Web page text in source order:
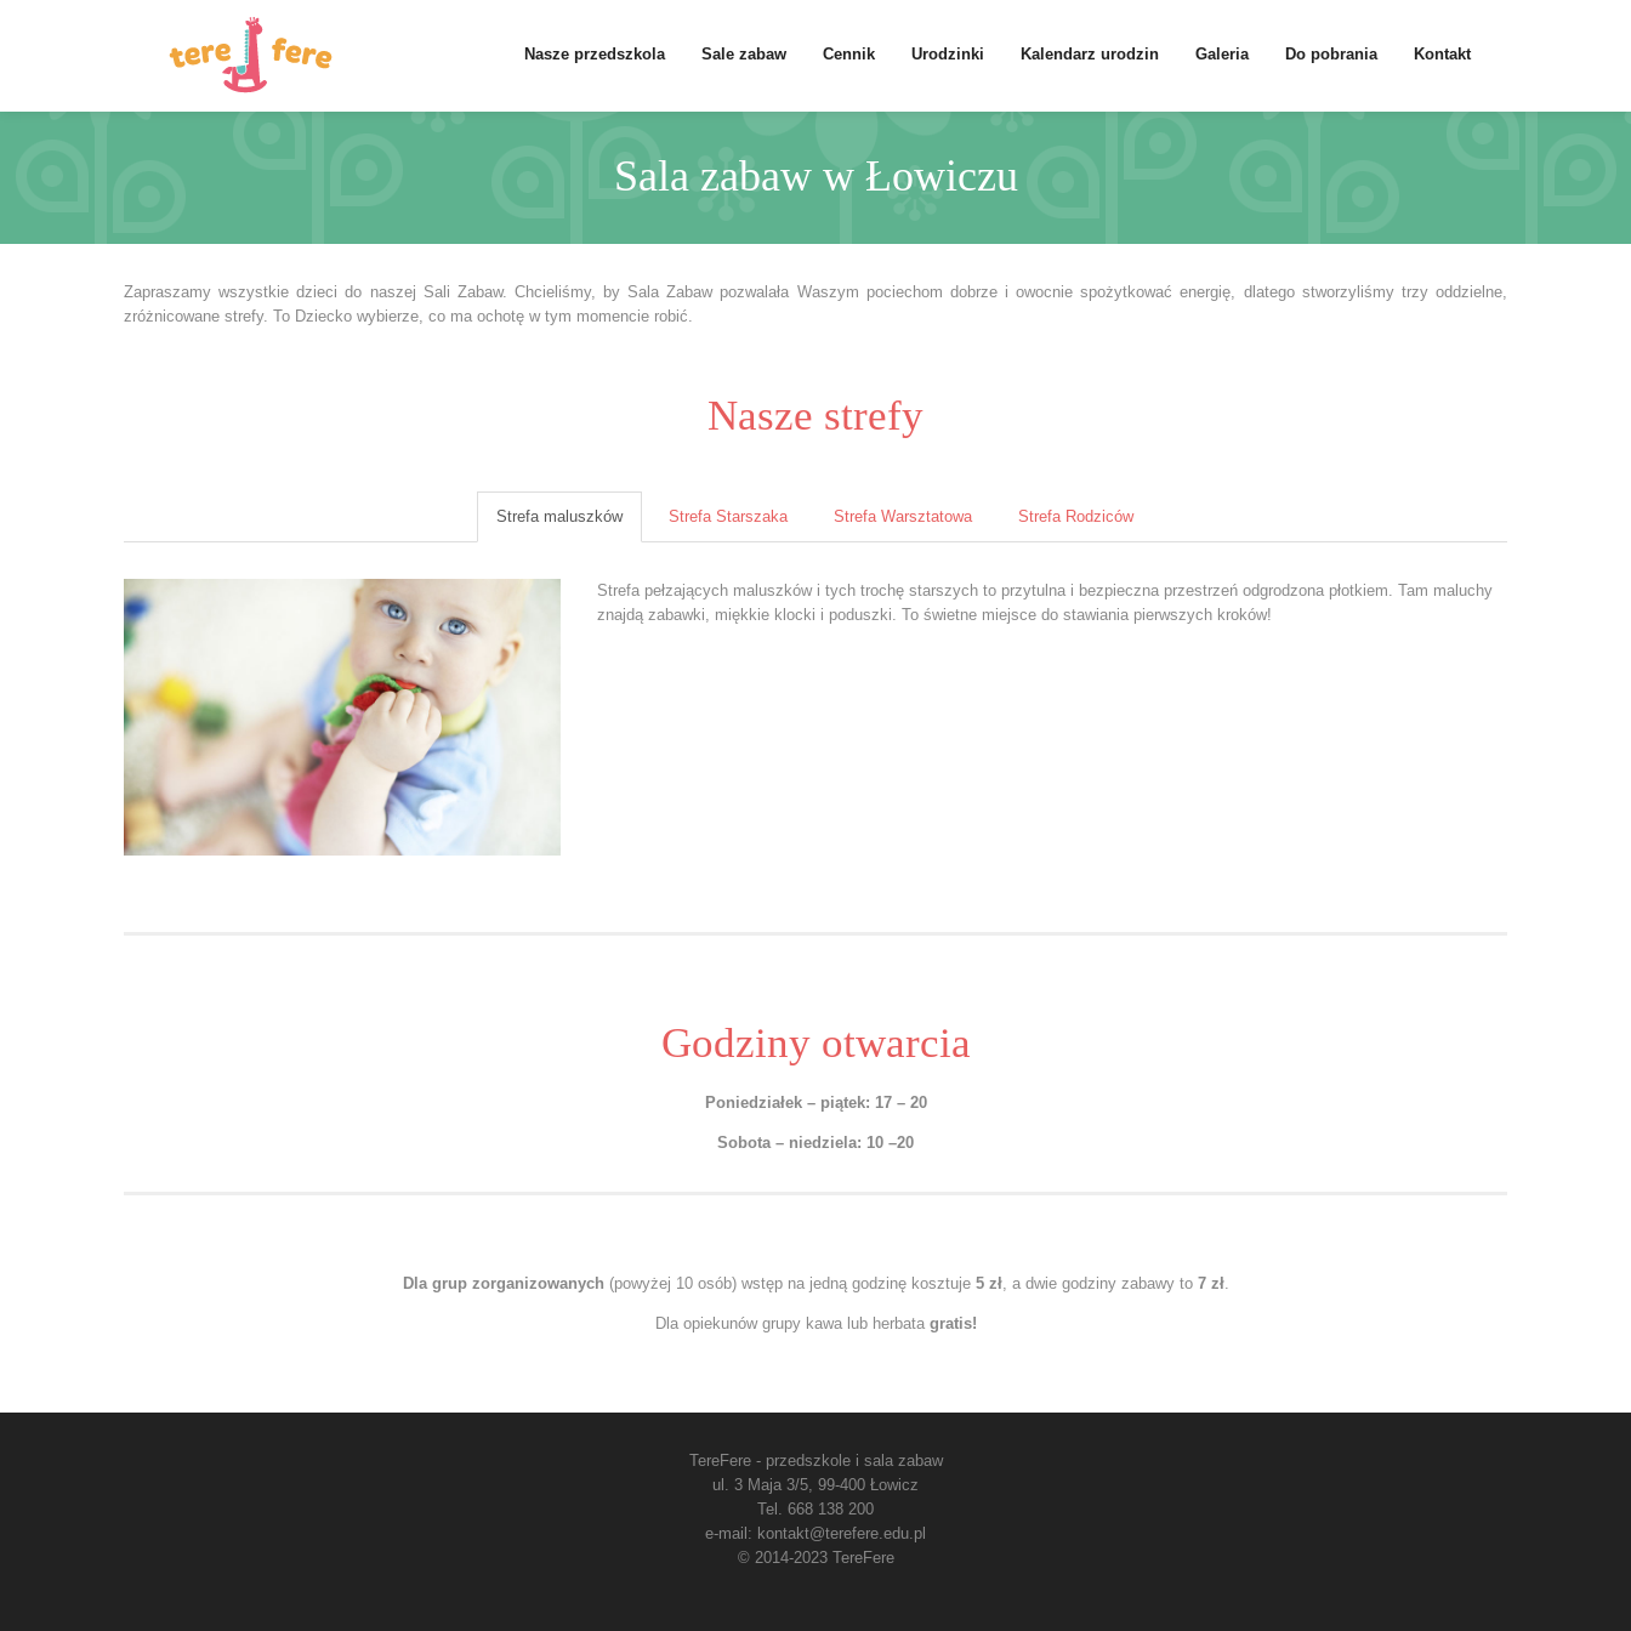
Nasze przedszkola Sale zabaw Cennik Urodzinki Kalendarz urodzin Galeria Do pobrania Kontakt
Sala zabaw w Łowiczu
Zapraszamy wszystkie dzieci do naszej Sali Zabaw. Chcieliśmy, by Sala Zabaw pozwalała Waszym pociechom dobrze i owocnie spożytkować energię, dlatego stworzyliśmy trzy oddzielne,
zróżnicowane strefy. To Dziecko wybierze, co ma ochotę w tym momencie robić.
Nasze strefy
Strefa maluszków Strefa Starszaka Strefa Warsztatowa Strefa Rodziców
Strefa pełzających maluszków i tych trochę starszych to przytulna i bezpieczna przestrzeń odgrodzona płotkiem. Tam maluchy
znajdą zabawki, miękkie klocki i poduszki. To świetne miejsce do stawiania pierwszych kroków!
Godziny otwarcia
Poniedziałek – piątek: 17 – 20
Sobota – niedziela: 10 –20
Dla grup zorganizowanych (powyżej 10 osób) wstęp na jedną godzinę kosztuje 5 zł, a dwie godziny zabawy to 7 zł.
Dla opiekunów grupy kawa lub herbata gratis!
TereFere - przedszkole i sala zabaw
ul. 3 Maja 3/5, 99-400 Łowicz
Tel. 668 138 200
e-mail: kontakt@terefere.edu.pl
© 2014-2023 TereFere